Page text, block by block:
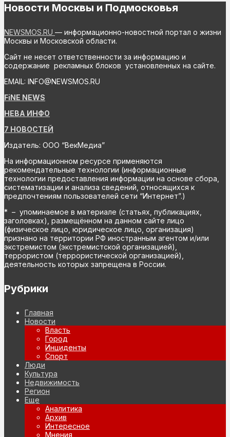
Новости Москвы и Подмосковья
NEWSMOS.RU — информационно-новостной портал о жизни
Москвы и Московской области.
Сайт не несет ответственности за информацию и
содержание рекламных блоков установленных на сайте.
EMAIL: INFO@NEWSMOS.RU
FiNE NEWS
НЕВА ИНФО
7 НОВОСТЕЙ
Издатель: ООО “ВекМедиа”
На информационном ресурсе применяются
рекомендательные технологии (информационные
технологии предоставления информации на основе сбора,
систематизации и анализа сведений, относящихся к
предпочтениям пользователей сети “Интернет”.)
* – упоминаемое в материале (статьях, публикациях,
заголовках), размещённом на данном сайте лицо
(физическое лицо, юридическое лицо, организация)
признано на территории РФ иностранным агентом и/или
экстремистом (экстремистской организацией),
террористом (террористической организацией),
деятельность которых запрещена в России.
Рубрики
Главная
Новости
Власть
Город
Инциденты
Спорт
Люди
Культура
Недвижимость
Регион
Еще
Аналитика
Архив
Интересное
Мнения